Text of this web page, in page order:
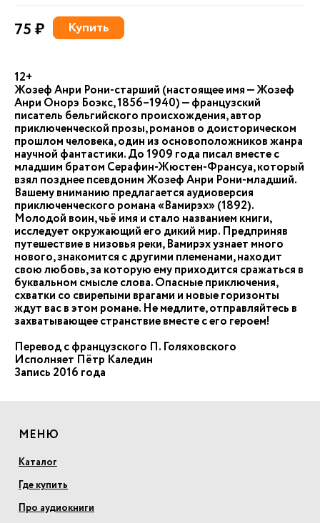
75 ₽ Купить
12+
Жозеф Анри Рони-старший (настоящее имя — Жозеф
Анри Онорэ Боэкс, 1856–1940) — французский
писатель бельгийского происхождения, автор
приключенческой прозы, романов о доисторическом
прошлом человека, один из основоположников жанра
научной фантастики. До 1909 года писал вместе с
младшим братом Серафин-Жюстен-Франсуа, который
взял позднее псевдоним Жозеф Анри Рони-младший.
Вашему вниманию предлагается аудиоверсия
приключенческого романа «Вамирэх» (1892).
Молодой воин, чьё имя и стало названием книги,
исследует окружающий его дикий мир. Предприняв
путешествие в низовья реки, Вамирэх узнает много
нового, знакомится с другими племенами, находит
свою любовь, за которую ему приходится сражаться в
буквальном смысле слова. Опасные приключения,
схватки со свирепыми врагами и новые горизонты
ждут вас в этом романе. Не медлите, отправляйтесь в
захватывающее странствие вместе c его героем!
Перевод с французского П. Голяховского
Исполняет Пётр Каледин
Запись 2016 года
МЕНЮ
Каталог
Где купить
Про аудиокниги